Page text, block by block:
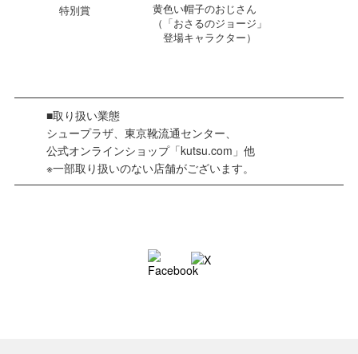
特別賞
黄色い帽子のおじさん
（「おさるのジョージ」
登場キャラクター）
■取り扱い業態
シュープラザ、東京靴流通センター、
公式オンラインショップ「kutsu.com」他
※一部取り扱いのない店舗がございます。